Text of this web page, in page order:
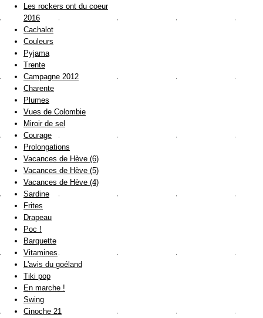
Les rockers ont du coeur
2016
Cachalot
Couleurs
Pyjama
Trente
Campagne 2012
Charente
Plumes
Vues de Colombie
Miroir de sel
Courage
Prolongations
Vacances de Hève (6)
Vacances de Hève (5)
Vacances de Hève (4)
Sardine
Frites
Drapeau
Poc !
Barquette
Vitamines
L'avis du goéland
Tiki pop
En marche !
Swing
Cinoche 21